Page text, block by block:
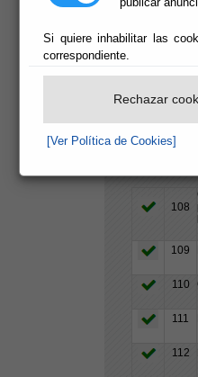
Si quiere inhabilitar las
correspondiente.
Rechazar
[Ver Política de Cookies]
(66
108
109
110
111
112